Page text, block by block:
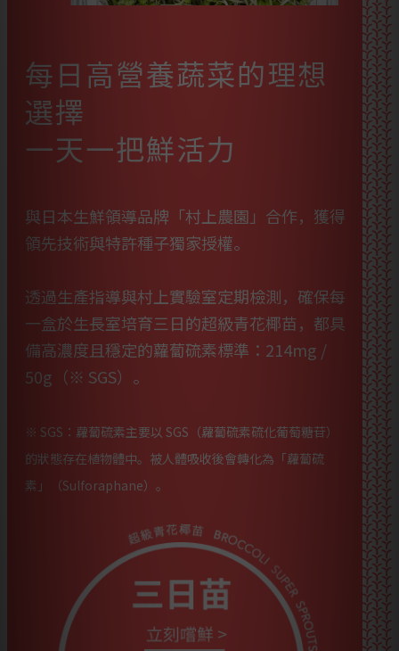
每日高營養蔬菜的理想
選擇
一天一把鮮活力
與日本生鮮領導品牌「村上農園」合作，獲得
領先技術與特許種子獨家授權。
透過生產指導與村上實驗室定期檢測，確保每
一盒於生長室培育三日的超級青花椰苗，都具
備高濃度且穩定的蘿蔔硫素標準：214mg /
50g（※ SGS）。
※ SGS：蘿蔔硫素主要以 SGS（蘿蔔硫素硫化葡萄糖苷）
的狀態存在植物體中。被人體吸收後會轉化為「蘿蔔硫
素」（Sulforaphane）。